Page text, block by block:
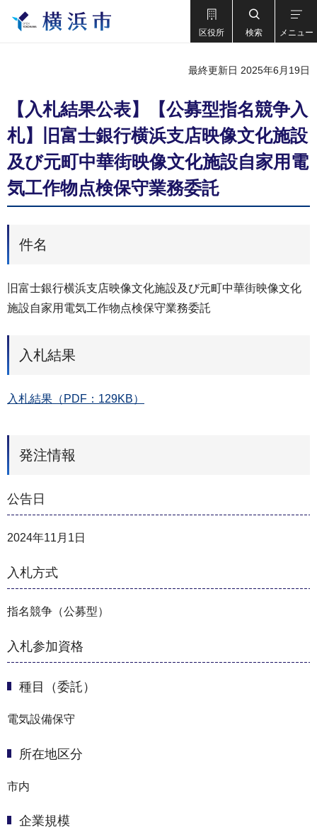
区役所 検索 メニュー
最終更新日 2025年6月19日
【入札結果公表】【公募型指名競争入
札】旧富士銀行横浜支店映像文化施設
及び元町中華街映像文化施設自家用電
気工作物点検保守業務委託
件名
旧富士銀行横浜支店映像文化施設及び元町中華街映像文化
施設自家用電気工作物点検保守業務委託
入札結果
入札結果（PDF：129KB）
発注情報
公告日
2024年11月1日
入札方式
指名競争（公募型）
入札参加資格
種目（委託）
電気設備保守
所在地区分
市内
企業規模